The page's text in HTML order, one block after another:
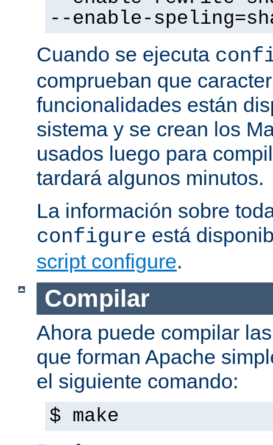
--enable-
Cuando se ejecuta
comprueban que
funcionalidades están
sistema y se crean los
usados luego para
tardará algunos minutos.
La información sobre
configure está
script configure.
Compilar
Ahora puede compilar
que forman Apache
el siguiente comando:
$ make